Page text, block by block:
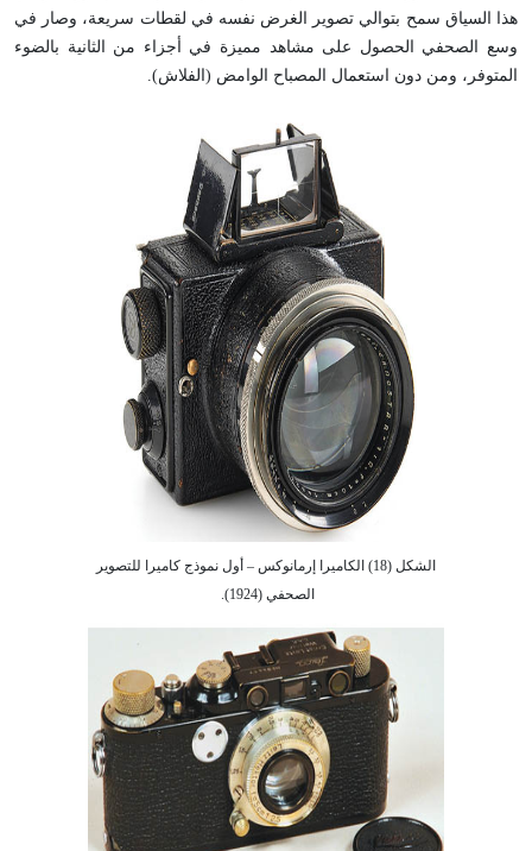
هذا السياق سمح بتوالي تصوير الغرض نفسه في لقطات سريعة، وصار في
وسع الصحفي الحصول على مشاهد مميزة في أجزاء من الثانية بالضوء
المتوفر، ومن دون استعمال المصباح الوامض (الفلاش).
الشكل (18) الكاميرا إرمانوكس – أول نموذج كاميرا للتصوير
الصحفي (1924).